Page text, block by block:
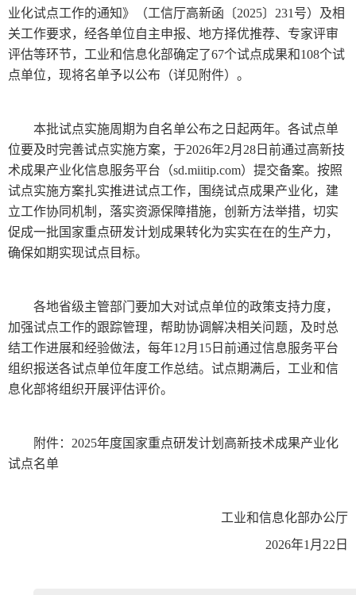
业化试点工作的通知》（工信厅高新函〔2025〕231号）及相
关工作要求，经各单位自主申报、地方择优推荐、专家评审
评估等环节，工业和信息化部确定了67个试点成果和108个试
点单位，现将名单予以公布（详见附件）。
本批试点实施周期为自名单公布之日起两年。各试点单
位要及时完善试点实施方案，于2026年2月28日前通过高新技
术成果产业化信息服务平台（sd.miitip.com）提交备案。按照
试点实施方案扎实推进试点工作，围绕试点成果产业化，建
立工作协同机制，落实资源保障措施，创新方法举措，切实
促成一批国家重点研发计划成果转化为实实在在的生产力，
确保如期实现试点目标。
各地省级主管部门要加大对试点单位的政策支持力度，
加强试点工作的跟踪管理，帮助协调解决相关问题，及时总
结工作进展和经验做法，每年12月15日前通过信息服务平台
组织报送各试点单位年度工作总结。试点期满后，工业和信
息化部将组织开展评估评价。
附件：2025年度国家重点研发计划高新技术成果产业化
试点名单
工业和信息化部办公厅
2026年1月22日